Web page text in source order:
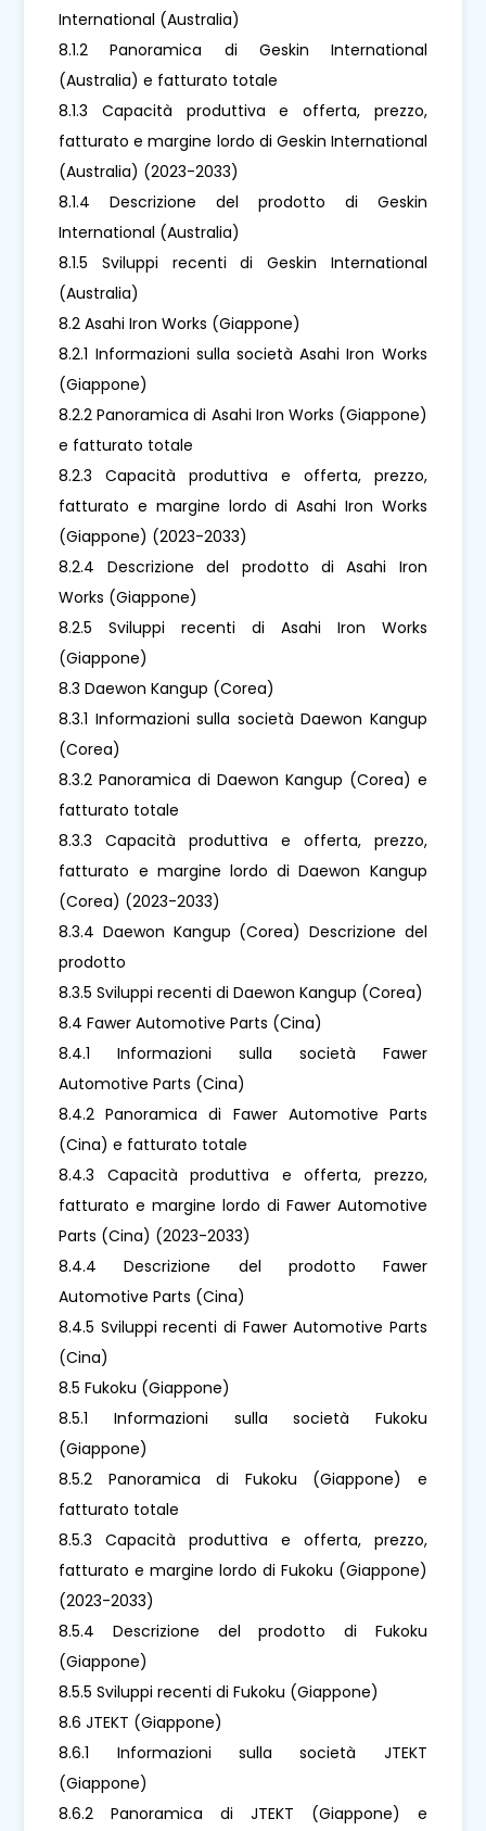
International (Australia)
8.1.2 Panoramica di Geskin International
(Australia) e fatturato totale
8.1.3 Capacità produttiva e offerta, prezzo,
fatturato e margine lordo di Geskin International
(Australia) (2023-2033)
8.1.4 Descrizione del prodotto di Geskin
International (Australia)
8.1.5 Sviluppi recenti di Geskin International
(Australia)
8.2 Asahi Iron Works (Giappone)
8.2.1 Informazioni sulla società Asahi Iron Works
(Giappone)
8.2.2 Panoramica di Asahi Iron Works (Giappone)
e fatturato totale
8.2.3 Capacità produttiva e offerta, prezzo,
fatturato e margine lordo di Asahi Iron Works
(Giappone) (2023-2033)
8.2.4 Descrizione del prodotto di Asahi Iron
Works (Giappone)
8.2.5 Sviluppi recenti di Asahi Iron Works
(Giappone)
8.3 Daewon Kangup (Corea)
8.3.1 Informazioni sulla società Daewon Kangup
(Corea)
8.3.2 Panoramica di Daewon Kangup (Corea) e
fatturato totale
8.3.3 Capacità produttiva e offerta, prezzo,
fatturato e margine lordo di Daewon Kangup
(Corea) (2023-2033)
8.3.4 Daewon Kangup (Corea) Descrizione del
prodotto
8.3.5 Sviluppi recenti di Daewon Kangup (Corea)
8.4 Fawer Automotive Parts (Cina)
8.4.1 Informazioni sulla società Fawer
Automotive Parts (Cina)
8.4.2 Panoramica di Fawer Automotive Parts
(Cina) e fatturato totale
8.4.3 Capacità produttiva e offerta, prezzo,
fatturato e margine lordo di Fawer Automotive
Parts (Cina) (2023-2033)
8.4.4 Descrizione del prodotto Fawer
Automotive Parts (Cina)
8.4.5 Sviluppi recenti di Fawer Automotive Parts
(Cina)
8.5 Fukoku (Giappone)
8.5.1 Informazioni sulla società Fukoku
(Giappone)
8.5.2 Panoramica di Fukoku (Giappone) e
fatturato totale
8.5.3 Capacità produttiva e offerta, prezzo,
fatturato e margine lordo di Fukoku (Giappone)
(2023-2033)
8.5.4 Descrizione del prodotto di Fukoku
(Giappone)
8.5.5 Sviluppi recenti di Fukoku (Giappone)
8.6 JTEKT (Giappone)
8.6.1 Informazioni sulla società JTEKT
(Giappone)
8.6.2 Panoramica di JTEKT (Giappone) e